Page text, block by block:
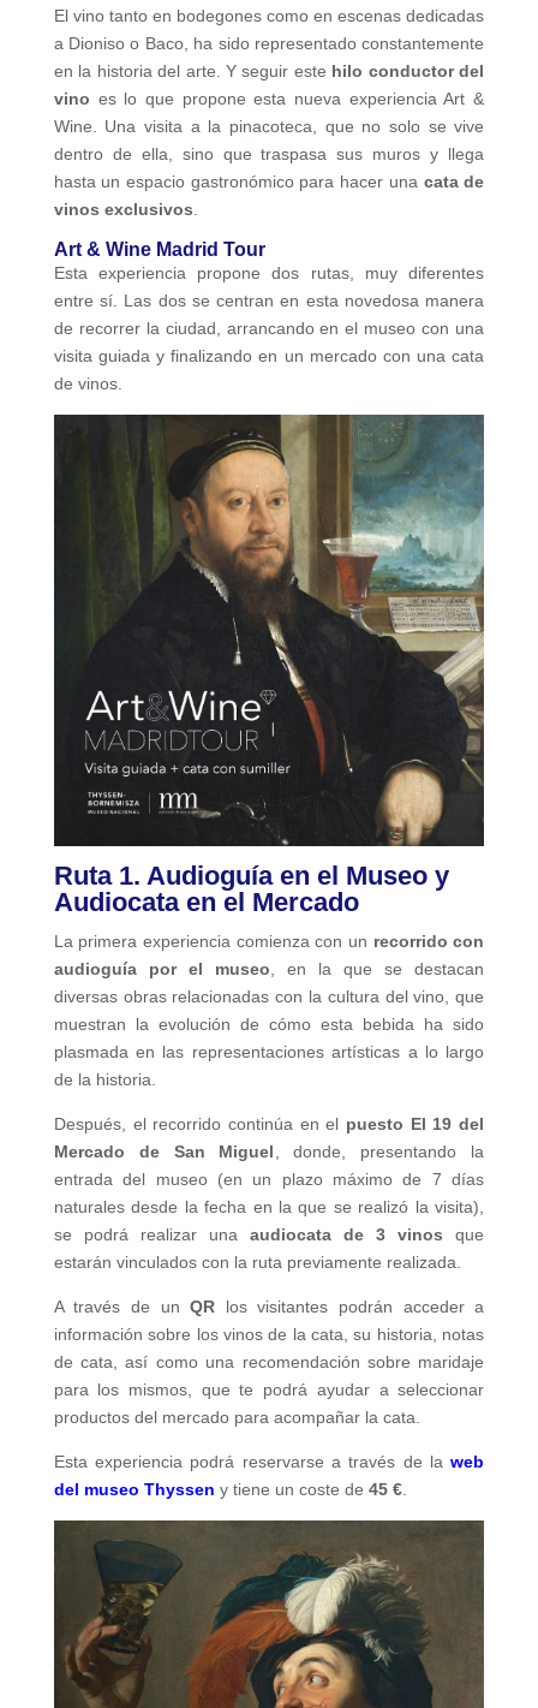
El vino tanto en bodegones como en escenas dedicadas
a Dioniso o Baco, ha sido representado constantemente
en la historia del arte. Y seguir este hilo conductor del
vino es lo que propone esta nueva experiencia Art &
Wine. Una visita a la pinacoteca, que no solo se vive
dentro de ella, sino que traspasa sus muros y llega
hasta un espacio gastronómico para hacer una cata de
vinos exclusivos
Art & Wine Madrid Tour
Esta experiencia propone dos rutas, muy diferentes
entre sí. Las dos se centran en esta novedosa manera
de recorrer la ciudad, arrancando en el museo con una
visita guiada y finalizando en un mercado con una cata
de vinos.
Ruta 1. Audioguía en el Museo y
Audiocata en el Mercado
La primera experiencia comienza con un recorrido con
audioguía por el museo, en la que se destacan
diversas obras relacionadas con la cultura del vino, que
muestran la evolución de cómo esta bebida ha sido
plasmada en las representaciones artísticas a lo largo
de la historia.
Después, el recorrido continúa en el puesto El 19 del
Mercado de San Miguel, donde, presentando la
entrada del museo (en un plazo máximo de 7 días
naturales desde la fecha en la que se realizó la visita),
se podrá realizar una audiocata de 3 vinos que
estarán vinculados con la ruta previamente realizada.
A través de unQR los visitantes podrán acceder a
información sobre los vinos de la cata, su historia, notas
de cata, así como una recomendación sobre maridaje
para los mismos, que te podrá ayudar a seleccionar
productos del mercado para acompañar la cata.
Esta experiencia podrá reservarse a través de laweb
del museo Thyssen y tiene un coste de 45 €.